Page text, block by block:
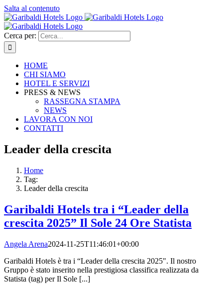
Salta al contenuto
Cerca per:
HOME
CHI SIAMO
HOTEL E SERVIZI
PRESS & NEWS
RASSEGNA STAMPA
NEWS
LAVORA CON NOI
CONTATTI
Leader della crescita
Home
Tag:
Leader della crescita
Garibaldi Hotels tra i “Leader della
crescita 2025” Il Sole 24 Ore Statista
Angela Arena2024-11-25T11:46:01+00:00
Garibaldi Hotels è tra i “Leader della crescita 2025". Il nostro
Gruppo è stato inserito nella prestigiosa classifica realizzata da
Statista (tag) per Il Sole [...]